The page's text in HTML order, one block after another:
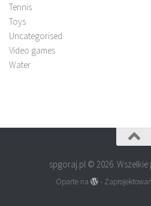
Tennis
Toys
Uncategorised
Video games
Water
spgoraj.pl © 2026.
Oparte na -